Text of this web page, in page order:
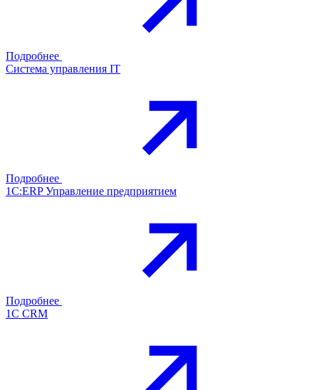
Подробнее
Система управления IT
Подробнее
1С:ERP Управление предприятием
Подробнее
1С CRM